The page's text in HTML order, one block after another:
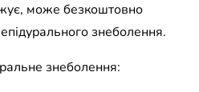
може безкоштовно
знеболення.
знеболення: